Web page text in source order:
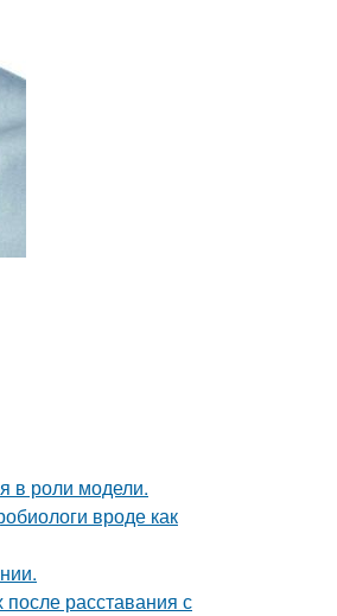
в роли модели.
вроде как
расставания с